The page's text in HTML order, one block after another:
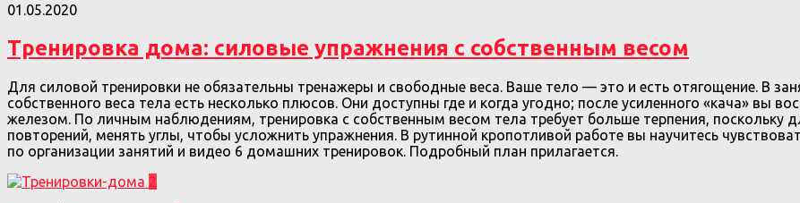
01.05.2020
Тренировка дома: силовые упражнения с собственным весом
Для силовой тренировки не обязательны тренажеры и свободные веса. Ваше тело — это и есть отягощение. В
собственного веса тела есть несколько плюсов. Они доступны где и когда угодно; после усиленного «кача» вы
железом. По личным наблюдениям, тренировка с собственным весом тела требует больше терпения, поскольку
повторений, менять углы, чтобы усложнить упражнения. В рутинной кропотливой работе вы научитесь
по организации занятий и видео 6 домашних тренировок. Подробный план прилагается.
2